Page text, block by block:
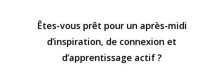
Êtes-vous prêt pour un après-midi
d’inspiration, de connexion et
d’apprentissage actif ?